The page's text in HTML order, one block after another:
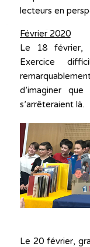
lecteurs en
Février 2020
Le 18 février,
Exercice
d’imaginer
s’arrêteraient là.
Le 20 février,